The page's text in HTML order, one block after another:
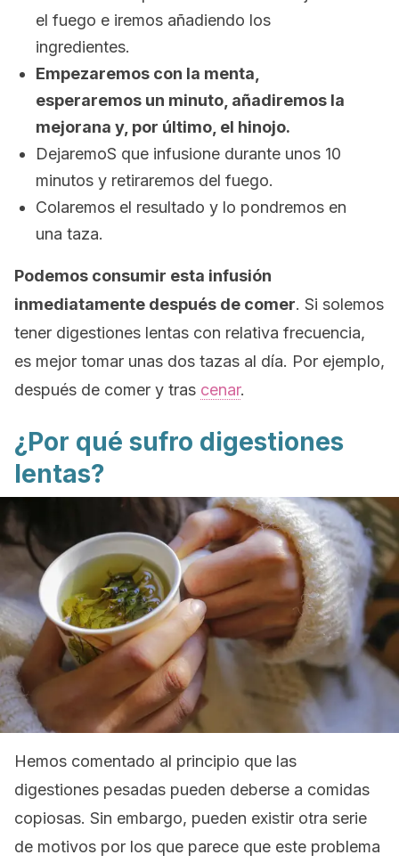
el fuego e iremos añadiendo los
ingredientes.
Empezaremos con la menta,
esperaremos un minuto, añadiremos la
mejorana y, por último, el hinojo.
DejaremoS que infusione durante unos 10
minutos y retiraremos del fuego.
Colaremos el resultado y lo pondremos en
una taza.
Podemos consumir esta infusión
inmediatamente después de comer. Si solemos
tener digestiones lentas con relativa frecuencia,
es mejor tomar unas dos tazas al día. Por ejemplo,
después de comer y tras cenar.
¿Por qué sufro digestiones
lentas?
Hemos comentado al principio que las
digestiones pesadas pueden deberse a comidas
copiosas. Sin embargo, pueden existir otra serie
de motivos por los que parece que este problema